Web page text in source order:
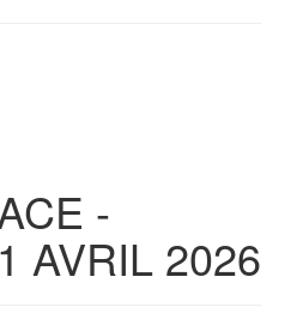
-
AVRIL 2026